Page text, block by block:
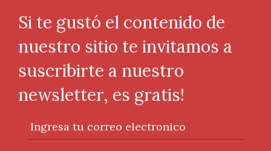
Si te gustó el contenido de
nuestro sitio te invitamos a
suscribirte a nuestro
newsletter, es gratis!
Ingresa tu correo electronico